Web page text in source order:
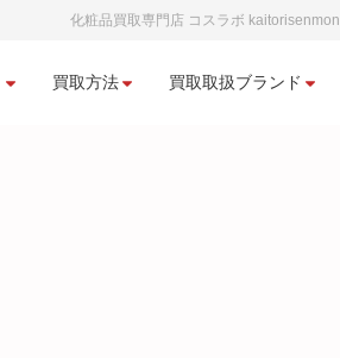
化粧品買取専門店 コスラボ kaitorisenmon
買取方法 買取取扱ブランド